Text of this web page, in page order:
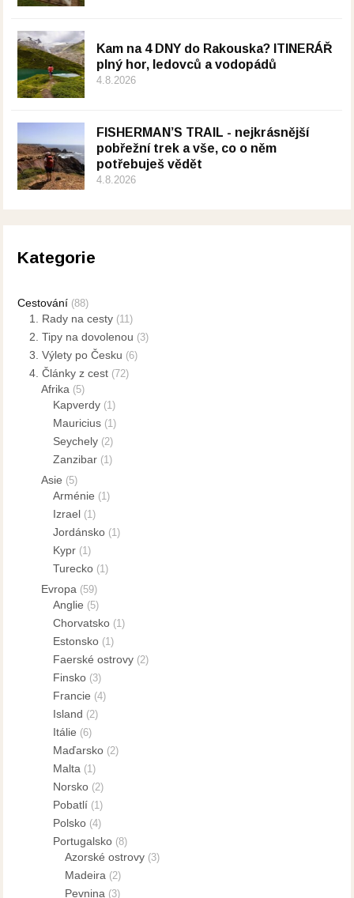
Kam na 4 DNY do Rakouska? ITINERÁŘ
plný hor, ledovců a vodopádů
4.8.2026
FISHERMAN’S TRAIL - nejkrásnější
pobřežní trek a vše, co o něm
potřebuješ vědět
4.8.2026
Kategorie
Cestování (88)
1. Rady na cesty (11)
2. Tipy na dovolenou (3)
3. Výlety po Česku (6)
4. Články z cest (72)
Afrika (5)
Kapverdy (1)
Mauricius (1)
Seychely (2)
Zanzibar (1)
Asie (5)
Arménie (1)
Izrael (1)
Jordánsko (1)
Kypr (1)
Turecko (1)
Evropa (59)
Anglie (5)
Chorvatsko (1)
Estonsko (1)
Faerské ostrovy (2)
Finsko (3)
Francie (4)
Island (2)
Itálie (6)
Maďarsko (2)
Malta (1)
Norsko (2)
Pobatlí (1)
Polsko (4)
Portugalsko (8)
Azorské ostrovy (3)
Madeira (2)
Pevnina (3)